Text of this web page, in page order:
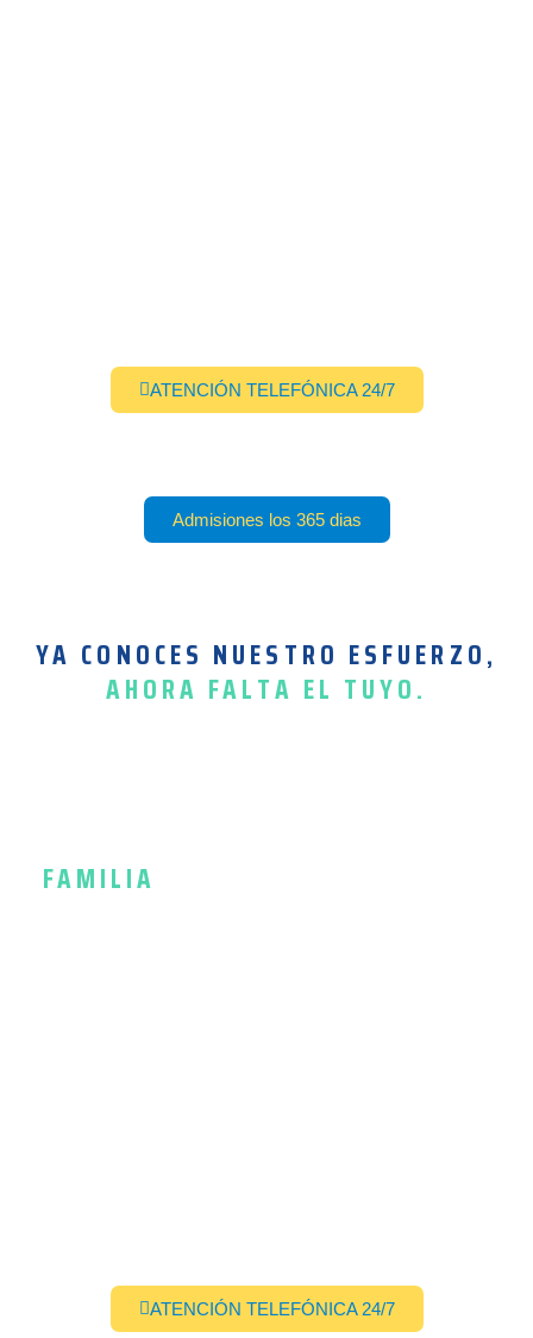
ATENCIÓN TELEFÓNICA 24/7
Admisiones los 365 dias
YA CONOCES NUESTRO ESFUERZO,
AHORA FALTA EL TUYO.
FAMILIA
ATENCIÓN TELEFÓNICA 24/7